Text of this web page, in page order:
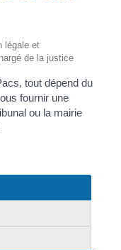
légale et
de la justice
tout dépend du
fournir une
ou la mairie